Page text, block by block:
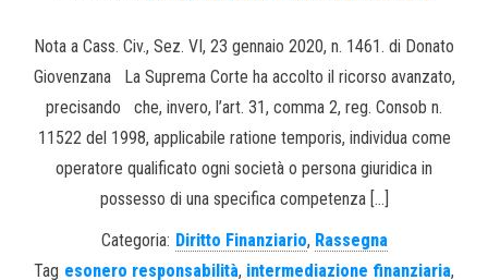
Nota a Cass. Civ., Sez. VI, 23 gennaio 2020, n. 1461. di Donato
Giovenzana La Suprema Corte ha accolto il ricorso avanzato,
precisando che, invero, l’art. 31, comma 2, reg. Consob n.
11522 del 1998, applicabile ratione temporis, individua come
operatore qualificato ogni società o persona giuridica in
possesso di una specifica competenza […]
Categoria: Diritto Finanziario, Rassegna
Tag esonero responsabilità, intermediazione finanziaria,